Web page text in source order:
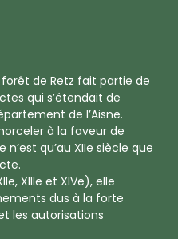
forêt de Retz fait partie de
qui s’étendait de
de l’Aisne.
à la faveur de
qu’au XIIe siècle que
XIIIe et XIVe), elle
dus à la forte
les autorisations